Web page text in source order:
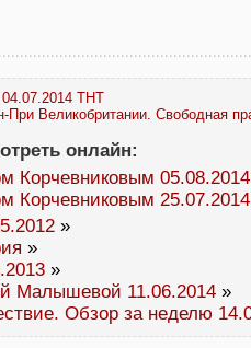
ТНТ
Великобритании. Свободная
онлайн:
Корчевниковым 05.08.2014
Корчевниковым 25.07.2014
»
»
»
Малышевой 11.06.2014 »
Обзор за неделю